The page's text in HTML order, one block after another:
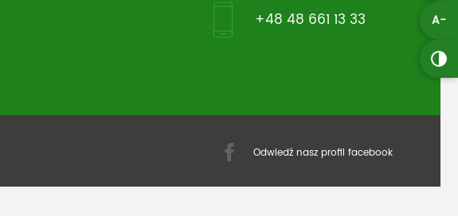
A-
+48 48 661 13 33
Odwiedź nasz profil facebook